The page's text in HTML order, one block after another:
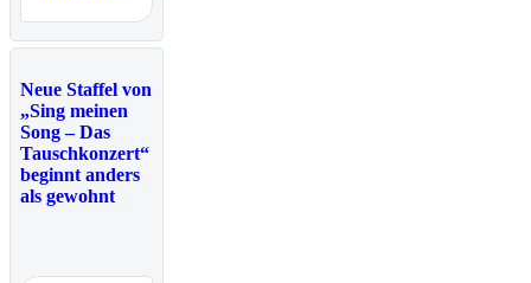
Neue Staffel von
„Sing meinen
Song – Das
Tauschkonzert“
beginnt anders
als gewohnt